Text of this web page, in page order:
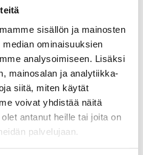
sisällön ja mainosten
ominaisuuksien
analysoimiseen. Lisäksi
mainosalan ja analytiikka-
siitä, miten käytät
voivat yhdistää näitä
antanut heille tai joita on
palvelujaan.
Avid Mounting Bracket 60
IS Jarruadapteri
Avidin jarrusatulat ovat
varustettu kaikilla tavallisilla
post mount -kiinnityspisteillä.
Sovittimilla voit säätää jarrut
takajarrulevyjen kanssa.
Mukana tulee ...
★★★★★
Rating: 5 out of 5 stars
1 arvostelu(a)